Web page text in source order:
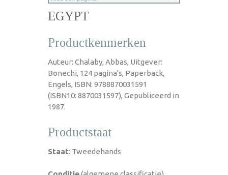
EGYPT
Productkenmerken
Auteur: Chalaby, Abbas, Uitgever:
Bonechi, 124 pagina's, Paperback,
Engels, ISBN: 9788870031591
(ISBN10: 8870031597), Gepubliceerd in
1987.
Productstaat
Staat: Tweedehands